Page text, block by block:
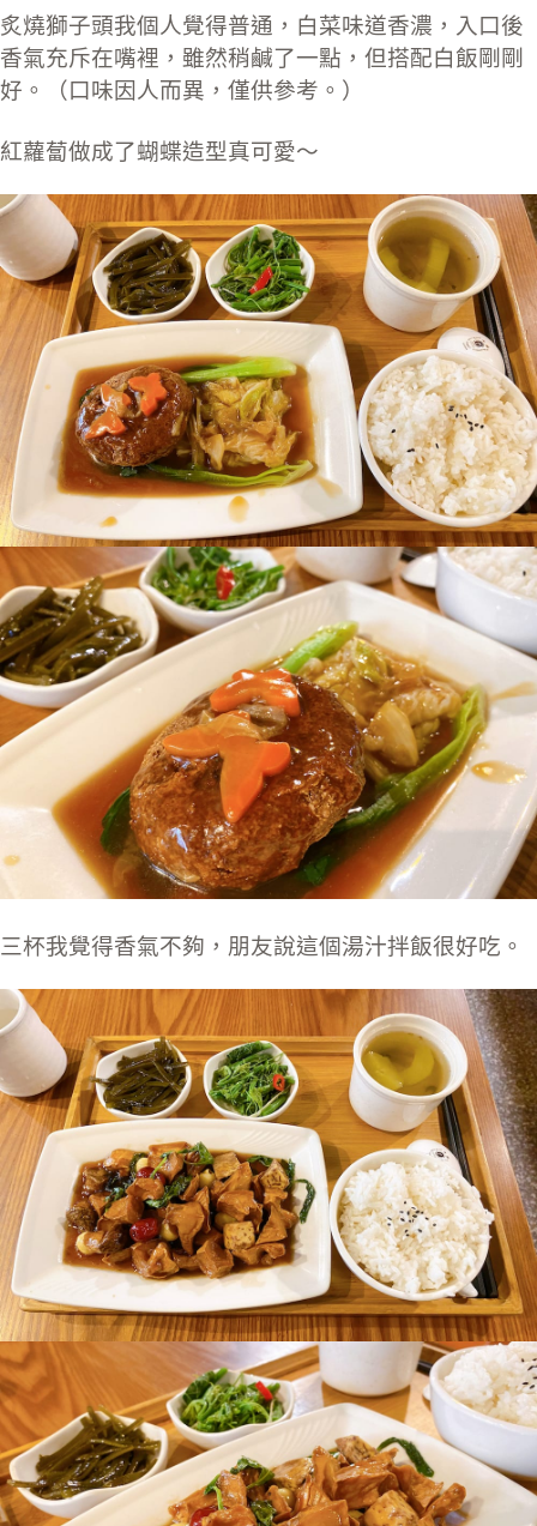
炙燒獅子頭我個人覺得普通，白菜味道香濃，入口後
香氣充斥在嘴裡，雖然稍鹹了一點，但搭配白飯剛剛
好。（口味因人而異，僅供參考。）
紅蘿蔔做成了蝴蝶造型真可愛～
三杯我覺得香氣不夠，朋友說這個湯汁拌飯很好吃。